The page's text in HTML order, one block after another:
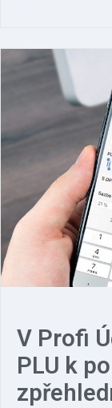
V Profi
PLU k